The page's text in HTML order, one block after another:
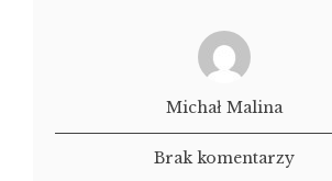
Michał Malina
Brak komentarzy